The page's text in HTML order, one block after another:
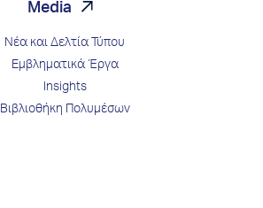
Media
Νέα και Δελτία Τύπου
Εμβληματικά Έργα
Insights
Βιβλιοθήκη Πολυμέσων